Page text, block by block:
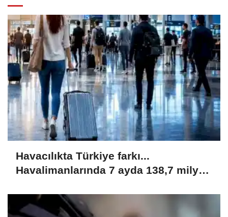
Havacılıkta Türkiye farkı...
Havalimanlarında 7 ayda 138,7 milyon